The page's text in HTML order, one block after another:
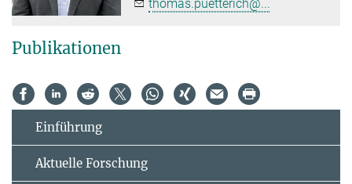
thomas.puetterich@...
Publikationen
Einführung
Aktuelle Forschung